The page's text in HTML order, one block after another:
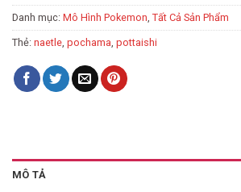
Danh mục: Mô Hình Pokemon, Tất Cả Sản Phẩm
Thẻ: naetle, pochama, pottaishi
MÔ TẢ